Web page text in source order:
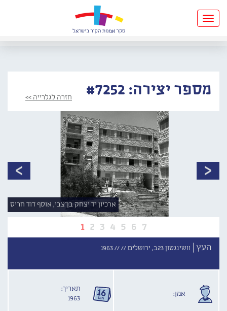
Toggle
navigation
מספר יצירה: #7252 חזרה לגלרייה >>
1 2 3 4 5 6 7
ארכיון יד יצחק בן־צבי, אוסף דוד חריס
העץ | וושינגטון 23ב, ירושלים // //
1963
אמן:
תאריך:
1963